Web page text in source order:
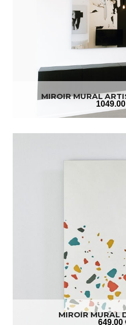
MIROIR MURAL
1049.00
MIROIR MURAL
649.00